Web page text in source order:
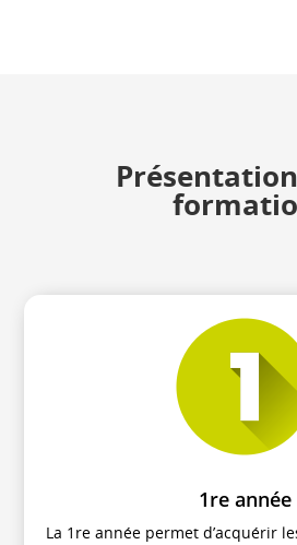
1re année
La 1re année permet d’acquérir